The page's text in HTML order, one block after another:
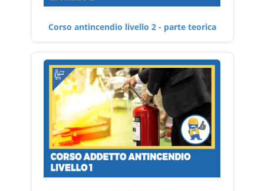
Corso antincendio livello 2 - parte teorica